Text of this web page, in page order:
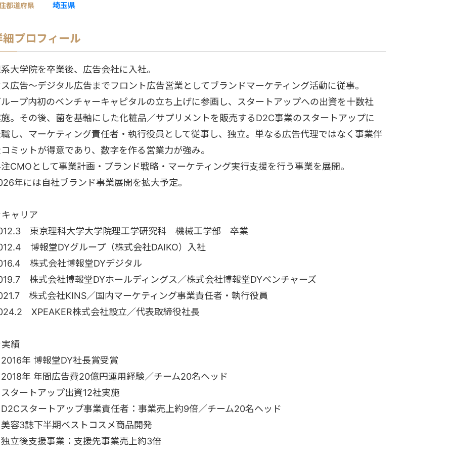
都道府県 埼玉県
細プロフィール
大学院を卒業後、広告会社に入社。
広告～デジタル広告までフロント広告営業としてブランドマーケティング活動に従事。
ープ内初のベンチャーキャピタルの立ち上げに参画し、スタートアップへの出資を十数社
。その後、菌を基軸にした化粧品／サプリメントを販売するD2C事業のスタートアップに
し、マーケティング責任者・執行役員として従事し、独立。単なる広告代理ではなく事業伴
ミットが得意であり、数字を作る営業力が強み。
CMOとして事業計画・ブランド戦略・マーケティング実行支援を行う事業を展開。
年には自社ブランド事業展開を拡大予定。
ャリア
東京理科大学大学院理工学研究科 機械工学部 卒業
博報堂DYグループ（株式会社DAIKO）入社
株式会社博報堂DYデジタル
株式会社博報堂DYホールディングス／株式会社博報堂DYベンチャーズ
株式会社KINS／国内マーケティング事業責任者・執行役員
XPEAKER株式会社設立／代表取締役社長
績
年 博報堂DY社長賞受賞
年 年間広告費20億円運用経験／チーム20名ヘッド
タートアップ出資12社実施
スタートアップ事業責任者：事業売上約9倍／チーム20名ヘッド
容3誌下半期ベストコスメ商品開発
立後支援事業：支援先事業売上約3倍